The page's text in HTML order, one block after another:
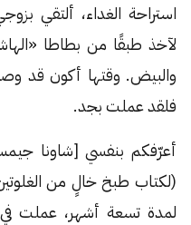
استراحة الغداء، ألتقي
لآخذ طبقًا من بطاطا
والبيض. وقتها أكون قد
فلقد عملت بجد.
أعرّفكم بنفسي [شاونا
(لكتاب طبخ خالٍ من
لمدة تسعة أشهر، عملت في